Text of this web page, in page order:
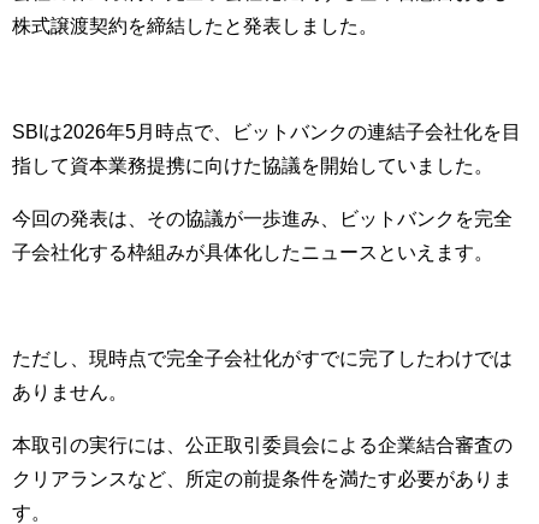
株式譲渡契約を締結したと発表しました。
SBIは2026年5月時点で、ビットバンクの連結子会社化を目
指して資本業務提携に向けた協議を開始していました。
今回の発表は、その協議が一歩進み、ビットバンクを完全
子会社化する枠組みが具体化したニュースといえます。
ただし、現時点で完全子会社化がすでに完了したわけでは
ありません。
本取引の実行には、公正取引委員会による企業結合審査の
クリアランスなど、所定の前提条件を満たす必要がありま
す。